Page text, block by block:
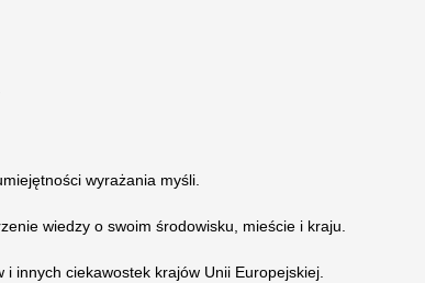
wyrażania myśli.
wiedzy o swoim środowisku, mieście i kraju.
innych ciekawostek krajów Unii Europejskiej.